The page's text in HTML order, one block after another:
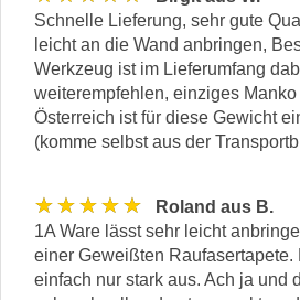
Schnelle Lieferung, sehr gute
leicht an die Wand anbringen,
Werkzeug ist im Lieferumfang
weiterempfehlen, einziges
Österreich ist für diese Gewicht
(komme selbst aus der
★★★★★
Roland aus B.
1A Ware lässt sehr leicht
einer Geweißten Raufasertapete.
einfach nur stark aus. Ach ja und